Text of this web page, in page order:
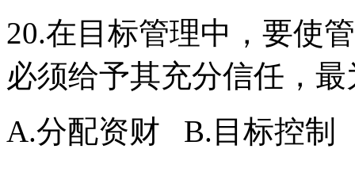
20.在目标管理中，要使
必须给予其充分信任，
A.分配资财 B.目标控